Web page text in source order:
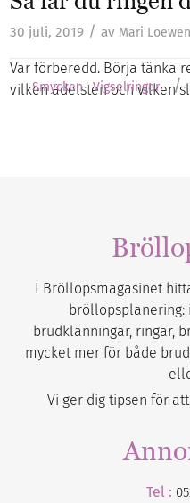
30 juli, 2019 / av Mari Loewen
Var förberedd. Börja tänka
vilken ädelsten och vilken
Smycken Vigselringar /
I Bröllopsmagasinet
bröllopsplanering:
brudklänningar, ringar,
mycket mer för både
Vi ger dig tipsen för
Tel :